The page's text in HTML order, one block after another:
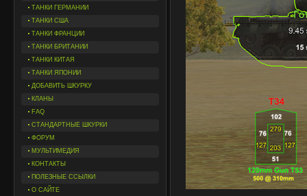
ТАНКИ ГЕРМАНИИ
ТАНКИ США
ТАНКИ ФРАНЦИИ
ТАНКИ БРИТАНИИ
ТАНКИ КИТАЯ
ТАНКИ ЯПОНИИ
ДОБАВИТЬ ШКУРКУ
КЛАНЫ
FAQ
СТАНДАРТНЫЕ ШКУРКИ
ФОРУМ
МУЛЬТИМЕДИЯ
КОНТАКТЫ
ПОЛЕЗНЫЕ ССЫЛКИ
О САЙТЕ